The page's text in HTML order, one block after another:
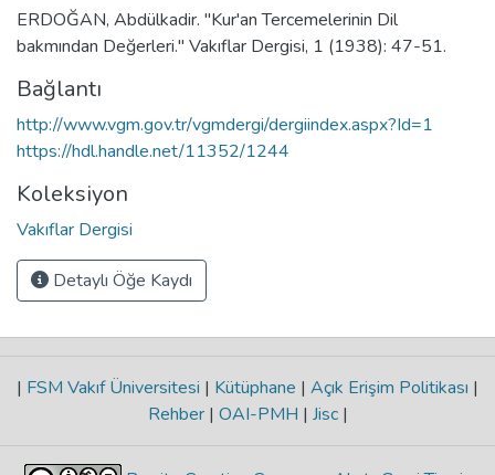
ERDOĞAN, Abdülkadir. "Kur'an Tercemelerinin Dil
bakmından Değerleri." Vakıflar Dergisi, 1 (1938): 47-51.
Bağlantı
http://www.vgm.gov.tr/vgmdergi/dergiindex.aspx?Id=1
https://hdl.handle.net/11352/1244
Koleksiyon
Vakıflar Dergisi
Detaylı Öğe Kaydı
| FSM Vakıf Üniversitesi | Kütüphane | Açık Erişim Politikası |
Rehber | OAI-PMH | Jisc |